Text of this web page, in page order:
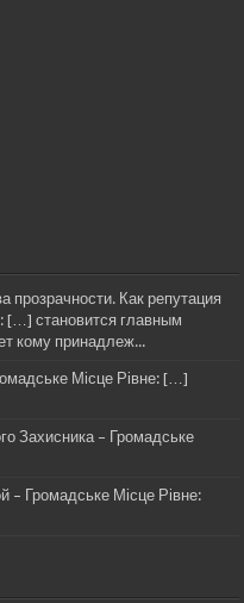
прозрачности. Как репутация
[…] становится главным
кому принадлеж...
Місце Рівне: […]
Захисника – Громадське
– Громадське Місце Рівне: